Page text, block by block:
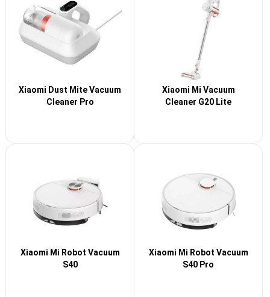
Xiaomi Dust Mite Vacuum
Cleaner Pro
Xiaomi Mi Vacuum
Cleaner G20 Lite
Xiaomi Mi Robot Vacuum
S40
Xiaomi Mi Robot Vacuum
S40 Pro